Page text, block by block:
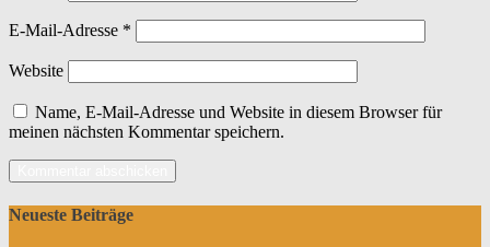
E-Mail-Adresse *
Website
Name, E-Mail-Adresse und Website in diesem Browser für
meinen nächsten Kommentar speichern.
Neueste Beiträge